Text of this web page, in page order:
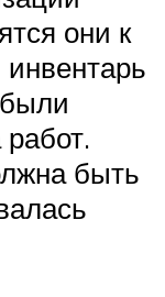
они к
быть